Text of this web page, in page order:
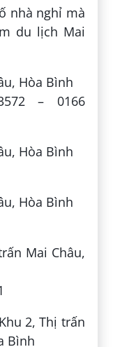
nhà nghỉ mà
du lịch Mai
Hòa Bình
– 0166
Hòa Bình
Hòa Bình
Mai Châu,
2, Thị trấn
Bình